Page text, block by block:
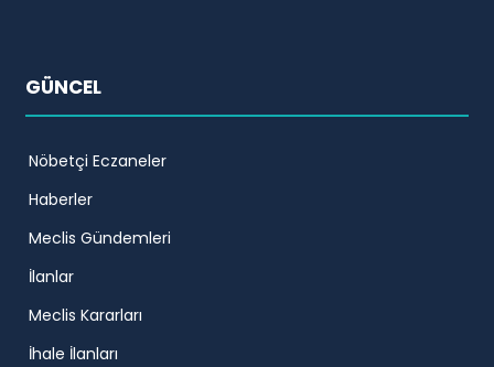
GÜNCEL
Nöbetçi Eczaneler
Haberler
Meclis Gündemleri
İlanlar
Meclis Kararları
İhale İlanları